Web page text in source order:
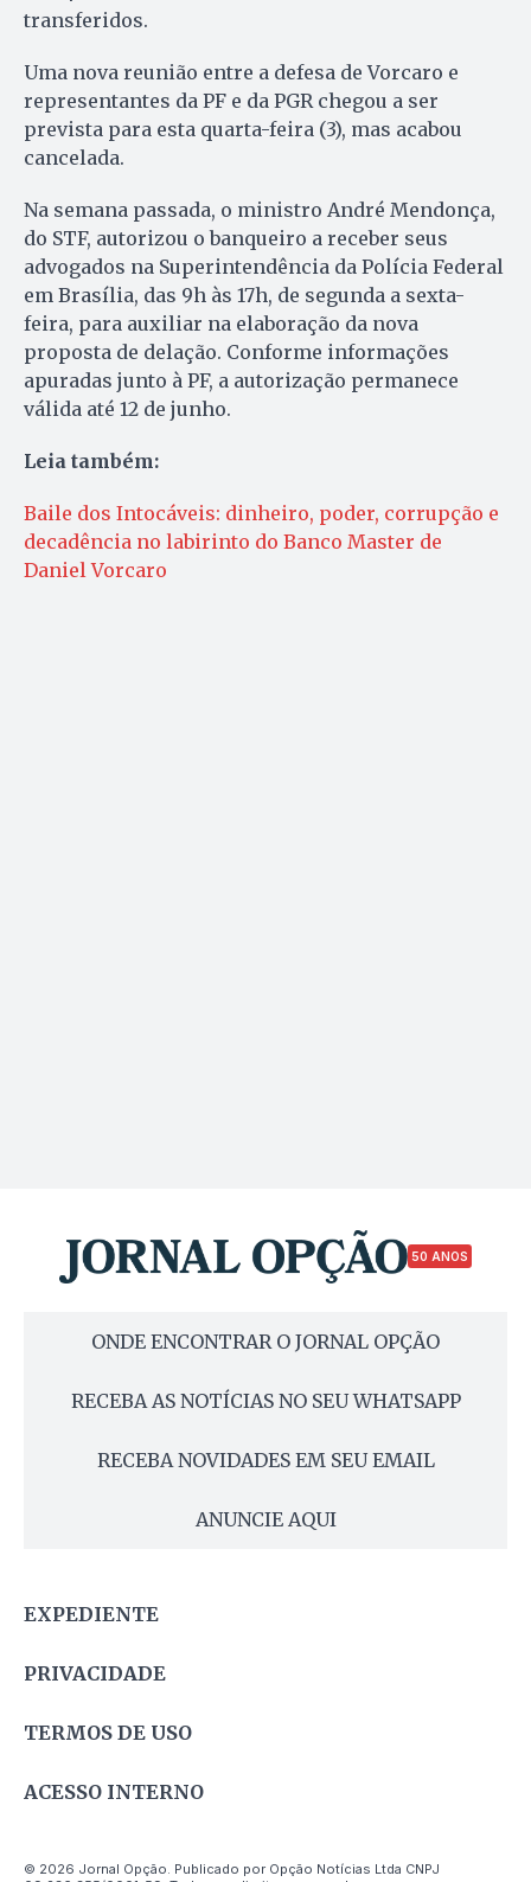
transferidos.
Uma nova reunião entre a defesa de Vorcaro e
representantes da PF e da PGR chegou a ser
prevista para esta quarta-feira (3), mas acabou
cancelada.
Na semana passada, o ministro André Mendonça,
do STF, autorizou o banqueiro a receber seus
advogados na Superintendência da Polícia Federal
em Brasília, das 9h às 17h, de segunda a sexta-
feira, para auxiliar na elaboração da nova
proposta de delação. Conforme informações
apuradas junto à PF, a autorização permanece
válida até 12 de junho.
Leia também:
Baile dos Intocáveis: dinheiro, poder, corrupção e
decadência no labirinto do Banco Master de
Daniel Vorcaro
50 ANOS
ONDE ENCONTRAR O JORNAL OPÇÃO
RECEBA AS NOTÍCIAS NO SEU WHATSAPP
RECEBA NOVIDADES EM SEU EMAIL
ANUNCIE AQUI
EXPEDIENTE
PRIVACIDADE
TERMOS DE USO
ACESSO INTERNO
© 2026 Jornal Opção. Publicado por Opção Notícias Ltda CNPJ